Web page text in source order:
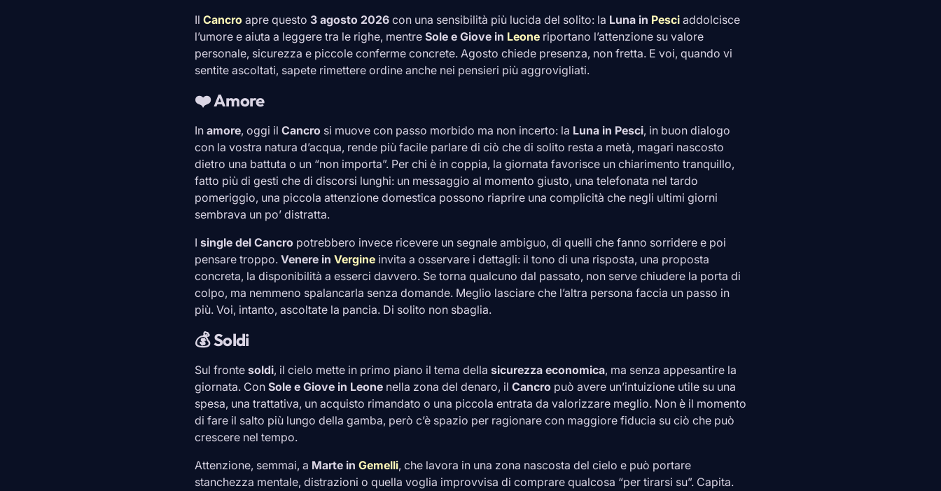
Il Cancro apre questo 3 agosto 2026 con una sensibilità più lucida del solito: la Luna in Pesci addolcisce
l’umore e aiuta a leggere tra le righe, mentre Sole e Giove in Leone riportano l’attenzione su valore
personale, sicurezza e piccole conferme concrete. Agosto chiede presenza, non fretta. E voi, quando vi
sentite ascoltati, sapete rimettere ordine anche nei pensieri più aggrovigliati.
❤️ Amore
In amore, oggi il Cancro si muove con passo morbido ma non incerto: la Luna in Pesci, in buon dialogo
con la vostra natura d’acqua, rende più facile parlare di ciò che di solito resta a metà, magari nascosto
dietro una battuta o un “non importa”. Per chi è in coppia, la giornata favorisce un chiarimento tranquillo,
fatto più di gesti che di discorsi lunghi: un messaggio al momento giusto, una telefonata nel tardo
pomeriggio, una piccola attenzione domestica possono riaprire una complicità che negli ultimi giorni
sembrava un po’ distratta.
I single del Cancro potrebbero invece ricevere un segnale ambiguo, di quelli che fanno sorridere e poi
pensare troppo. Venere in Vergine invita a osservare i dettagli: il tono di una risposta, una proposta
concreta, la disponibilità a esserci davvero. Se torna qualcuno dal passato, non serve chiudere la porta di
colpo, ma nemmeno spalancarla senza domande. Meglio lasciare che l’altra persona faccia un passo in
più. Voi, intanto, ascoltate la pancia. Di solito non sbaglia.
💰 Soldi
Sul fronte soldi, il cielo mette in primo piano il tema della sicurezza economica, ma senza appesantire la
giornata. Con Sole e Giove in Leone nella zona del denaro, il Cancro può avere un’intuizione utile su una
spesa, una trattativa, un acquisto rimandato o una piccola entrata da valorizzare meglio. Non è il momento
di fare il salto più lungo della gamba, però c’è spazio per ragionare con maggiore fiducia su ciò che può
crescere nel tempo.
Attenzione, semmai, a Marte in Gemelli, che lavora in una zona nascosta del cielo e può portare
stanchezza mentale, distrazioni o quella voglia improvvisa di comprare qualcosa “per tirarsi su”. Capita.